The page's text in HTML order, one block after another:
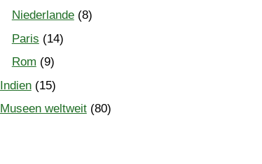
Niederlande(8)
Paris (14)
Rom (9)
Indien(15)
Museen weltweit(80)